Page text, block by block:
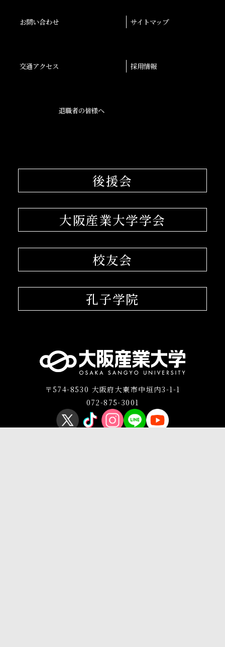
お問い合わせ サイトマップ
交通アクセス 採用情報
退職者の皆様へ
後援会
大阪産業大学学会
校友会
孔子学院
〒574-8530 大阪府大東市中垣内3-1-1
072-875-3001